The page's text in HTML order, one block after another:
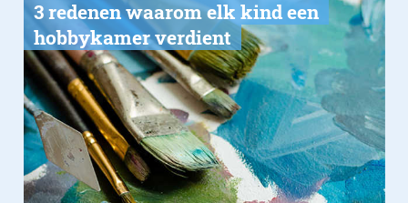
​3 redenen waarom elk kind een
hobbykamer verdient